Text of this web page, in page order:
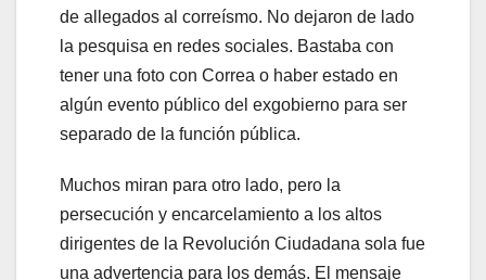
de allegados al correísmo. No dejaron de lado
la pesquisa en redes sociales. Bastaba con
tener una foto con Correa o haber estado en
algún evento público del exgobierno para ser
separado de la función pública.
Muchos miran para otro lado, pero la
persecución y encarcelamiento a los altos
dirigentes de la Revolución Ciudadana sola fue
una advertencia para los demás. El mensaje